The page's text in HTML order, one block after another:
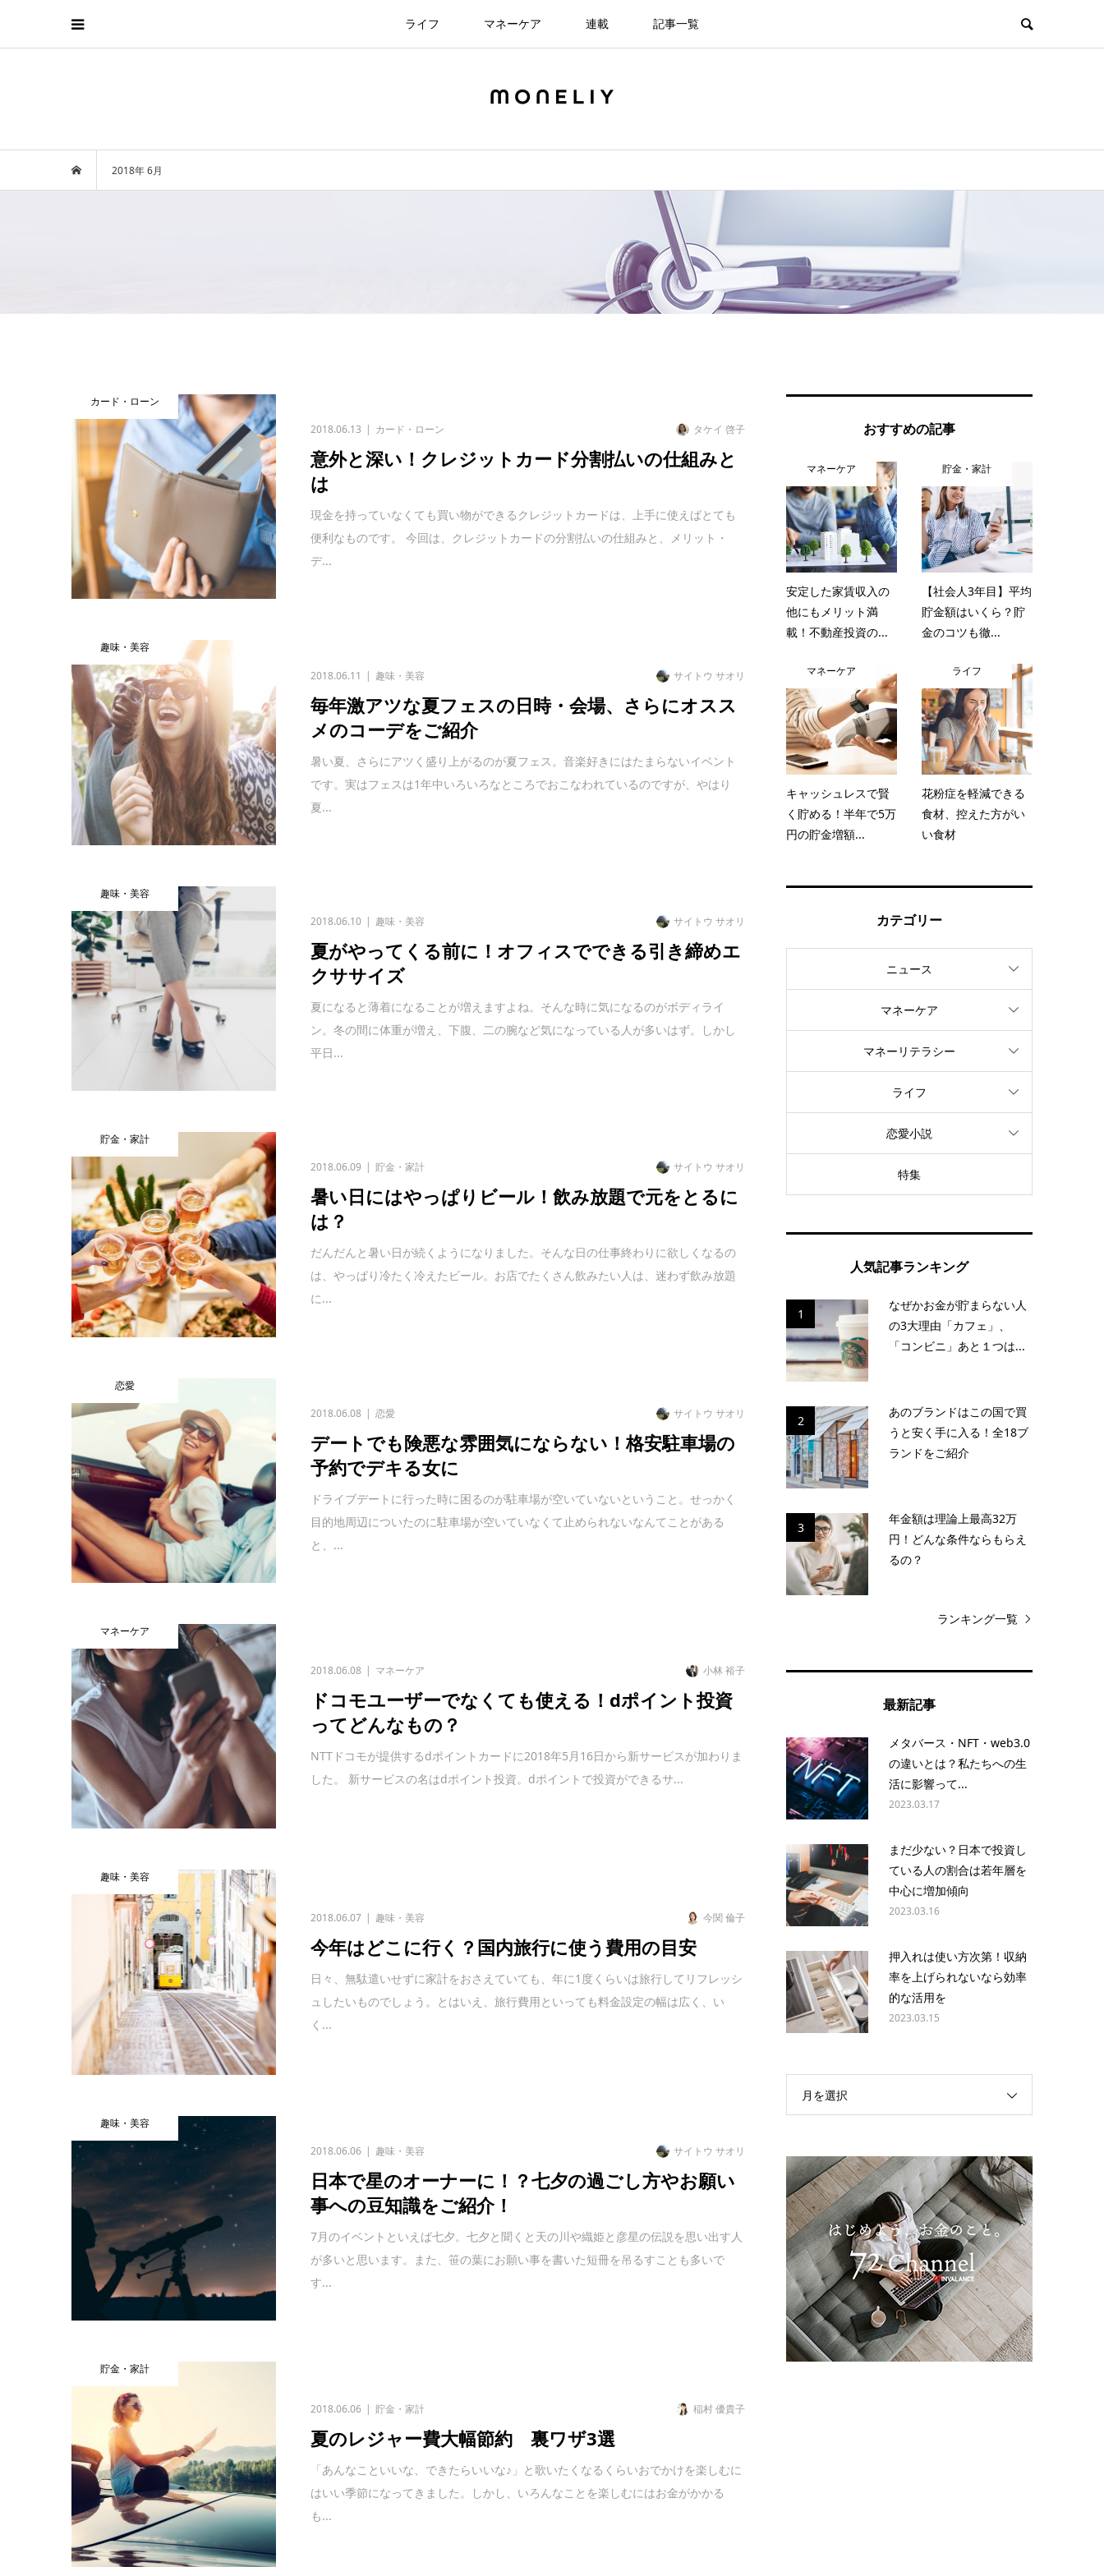
ライフ マネーケア 連載 記事一覧
2018年 6月
カード・ローン
2018.06.13 カード・ローン タケイ 啓子
意外と深い！クレジットカード分割払いの仕組みと
は
現金を持っていなくても買い物ができるクレジットカードは、上手に使えばとても
便利なものです。 今回は、クレジットカードの分割払いの仕組みと、メリット・
デ...
趣味・美容
2018.06.11 趣味・美容 サイトウ サオリ
毎年激アツな夏フェスの日時・会場、さらにオスス
メのコーデをご紹介
暑い夏、さらにアツく盛り上がるのが夏フェス。音楽好きにはたまらないイベント
です。実はフェスは1年中いろいろなところでおこなわれているのですが、やはり
夏...
趣味・美容
2018.06.10 趣味・美容 サイトウ サオリ
夏がやってくる前に！オフィスでできる引き締めエ
クササイズ
夏になると薄着になることが増えますよね。そんな時に気になるのがボディライ
ン。冬の間に体重が増え、下腹、二の腕など気になっている人が多いはず。しかし
平日...
貯金・家計
2018.06.09 貯金・家計 サイトウ サオリ
暑い日にはやっぱりビール！飲み放題で元をとるに
は？
だんだんと暑い日が続くようになりました。そんな日の仕事終わりに欲しくなるの
は、やっぱり冷たく冷えたビール。お店でたくさん飲みたい人は、迷わず飲み放題
に...
恋愛
2018.06.08 恋愛 サイトウ サオリ
デートでも険悪な雰囲気にならない！格安駐車場の
予約でデキる女に
ドライブデートに行った時に困るのが駐車場が空いていないということ。せっかく
目的地周辺についたのに駐車場が空いていなくて止められないなんてことがある
と、...
マネーケア
2018.06.08 マネーケア 小林 裕子
ドコモユーザーでなくても使える！dポイント投資
ってどんなもの？
NTTドコモが提供するdポイントカードに2018年5月16日から新サービスが加わりま
した。 新サービスの名はdポイント投資。dポイントで投資ができるサ...
趣味・美容
2018.06.07 趣味・美容 今関 倫子
今年はどこに行く？国内旅行に使う費用の目安
日々、無駄遣いせずに家計をおさえていても、年に1度くらいは旅行してリフレッシ
ュしたいものでしょう。とはいえ、旅行費用といっても料金設定の幅は広く、い
く...
趣味・美容
2018.06.06 趣味・美容 サイトウ サオリ
日本で星のオーナーに！？七夕の過ごし方やお願い
事への豆知識をご紹介！
7月のイベントといえば七夕。七夕と聞くと天の川や織姫と彦星の伝説を思い出す人
が多いと思います。また、笹の葉にお願い事を書いた短冊を吊るすことも多いで
す...
貯金・家計
2018.06.06 貯金・家計 稲村 優貴子
夏のレジャー費大幅節約 裏ワザ3選
「あんなこといいな、できたらいいな♪」と歌いたくなるくらいおでかけを楽しむに
はいい季節になってきました。しかし、いろんなことを楽しむにはお金がかかる
も...
おすすめの記事
マネーケア
安定した家賃収入の
他にもメリット満
載！不動産投資の...
貯金・家計
【社会人3年目】平均
貯金額はいくら？貯
金のコツも徹...
マネーケア
キャッシュレスで賢
く貯める！半年で5万
円の貯金増額...
ライフ
花粉症を軽減できる
食材、控えた方がい
い食材
カテゴリー
ニュース
マネーケア
マネーリテラシー
ライフ
恋愛小説
特集
人気記事ランキング
1
なぜかお金が貯まらない人
の3大理由「カフェ」、
「コンビニ」あと１つは...
2
あのブランドはこの国で買
うと安く手に入る！全18ブ
ランドをご紹介
3
年金額は理論上最高32万
円！どんな条件ならもらえ
るの？
ランキング一覧
最新記事
メタバース・NFT・web3.0
の違いとは？私たちへの生
活に影響って...
2023.03.17
まだ少ない？日本で投資し
ている人の割合は若年層を
中心に増加傾向
2023.03.16
押入れは使い方次第！収納
率を上げられないなら効率
的な活用を
2023.03.15
月を選択